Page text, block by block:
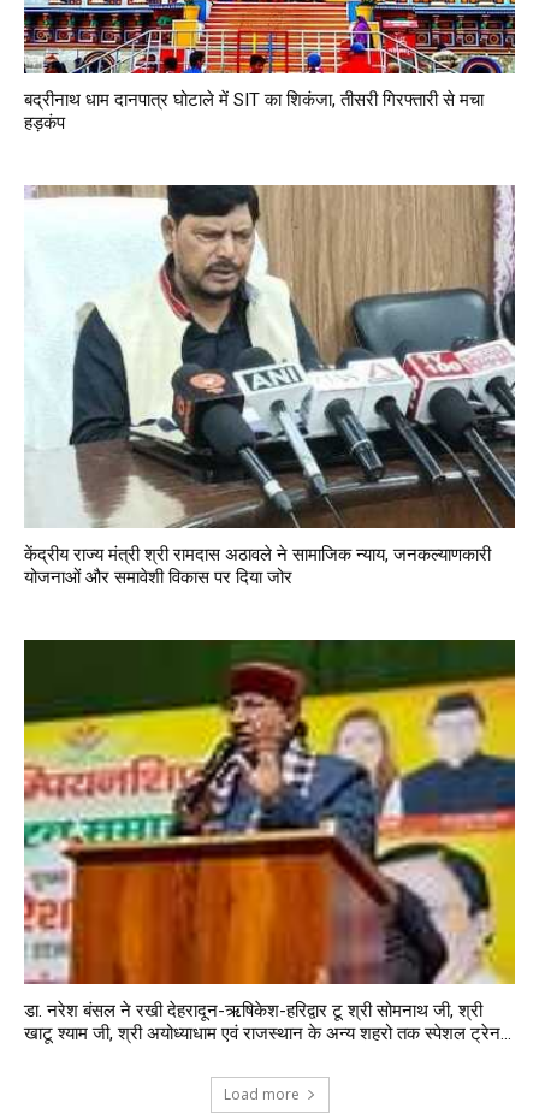
बद्रीनाथ धाम दानपात्र घोटाले में SIT का शिकंजा, तीसरी गिरफ्तारी से मचा
हड़कंप
केंद्रीय राज्य मंत्री श्री रामदास अठावले ने सामाजिक न्याय, जनकल्याणकारी
योजनाओं और समावेशी विकास पर दिया जोर
डा. नरेश बंसल ने रखी देहरादून-ऋषिकेश-हरिद्वार टू श्री सोमनाथ जी, श्री
खाटू श्याम जी, श्री अयोध्याधाम एवं राजस्थान के अन्य शहरो तक स्पेशल ट्रेन...
Load more